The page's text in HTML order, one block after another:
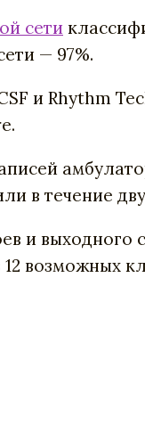
сети
— 97%.
и Rhythm
в течение
и выходного
возможных